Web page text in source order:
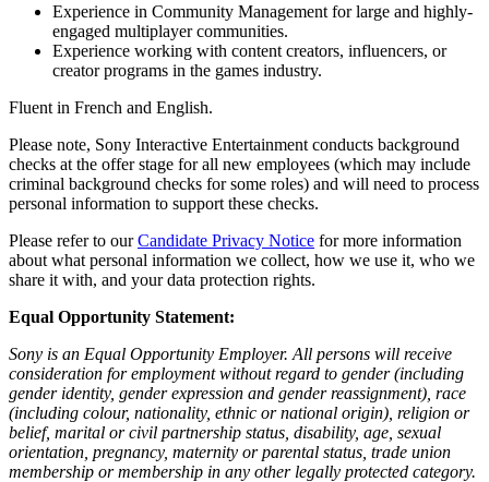
Experience in Community Management for large and highly-
engaged multiplayer communities.
Experience working with content creators, influencers, or
creator programs in the games industry.
Fluent in French and English.
Please note, Sony Interactive Entertainment conducts background
checks at the offer stage for all new employees (which may include
criminal background checks for some roles) and will need to process
personal information to support these checks.
Please refer to ourCandidate Privacy Notice for more information
about what personal information we collect, how we use it, who we
share it with, and your data protection rights.
Equal Opportunity Statement:
Sony is an Equal Opportunity Employer. All persons will receive
consideration for employment without regard to gender (including
gender identity, gender expression and gender reassignment), race
(including colour, nationality, ethnic or national origin), religion or
belief, marital or civil partnership status, disability, age, sexual
orientation, pregnancy, maternity or parental status, trade union
membership or membership in any other legally protected category.